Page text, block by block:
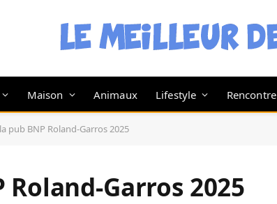
Maison Animaux Lifestyle Rencontre
pub BNP Roland-Garros 2025
Garros 2025